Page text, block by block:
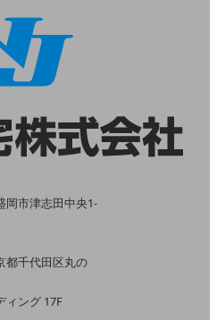
岡市津志田中央1-
都千代田区丸の
ィング 17F